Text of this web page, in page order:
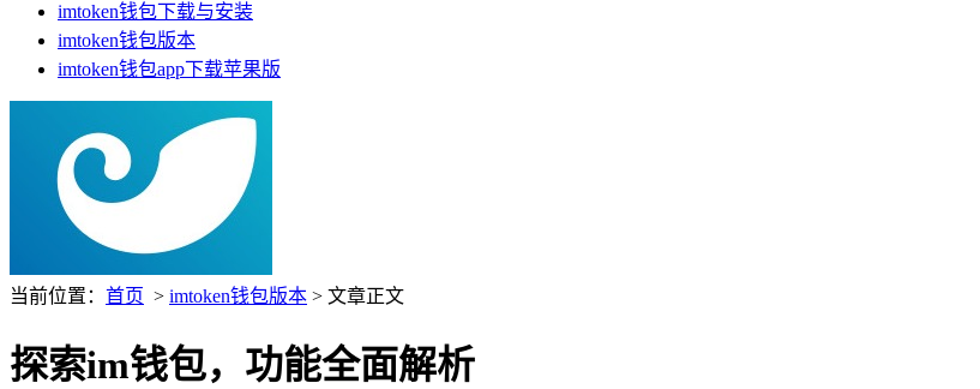
imtoken钱包下载与安装
imtoken钱包版本
imtoken钱包app下载苹果版
当前位置： 首页 > imtoken钱包版本 > 文章正文
探索im钱包，功能全面解析